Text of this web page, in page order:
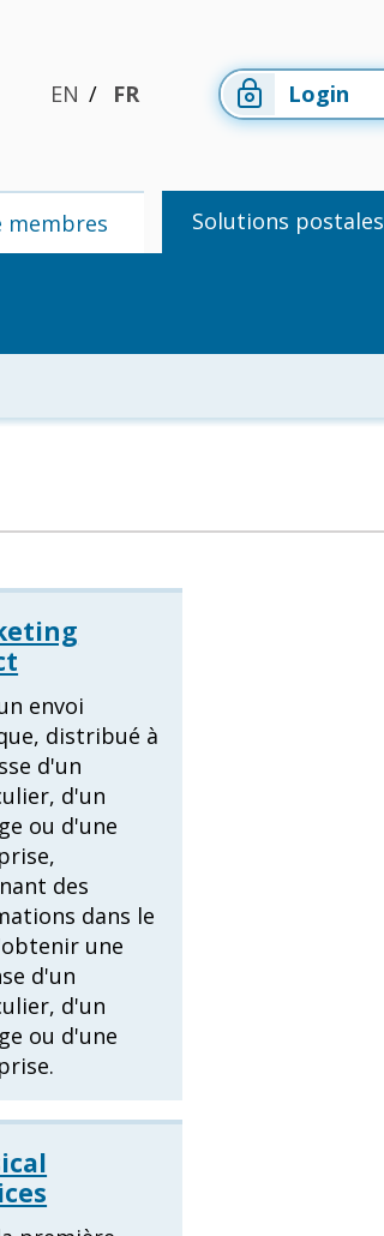
EN FR Login
membres Solutions postales
envoi
distribué à
d'un
d'un
ou d'une
des
dans le
une
d'un
d'un
ou d'une